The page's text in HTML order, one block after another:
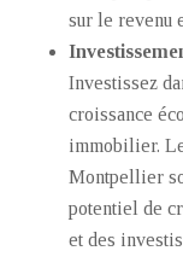
sur le revenu
Investissez
croissance
immobilier.
Montpellier
potentiel de
et des